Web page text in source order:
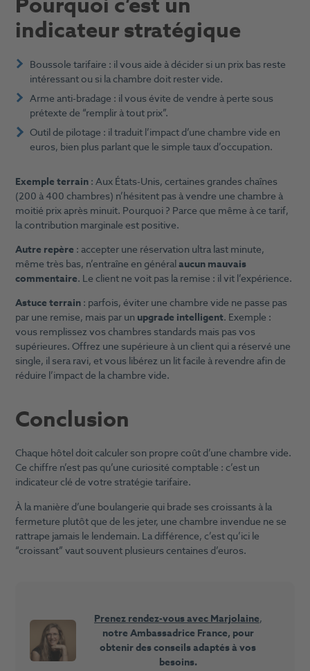
indicateur stratégique
Boussole tarifaire : il vous aide à décider si un prix bas reste
intéressant ou si la chambre doit rester vide.
Arme anti-bradage : il vous évite de vendre à perte sous
prétexte de “remplir à tout prix”.
Outil de pilotage : il traduit l’impact d’une chambre vide en
euros, bien plus parlant que le simple taux d’occupation.
Exemple terrain: Aux États-Unis, certaines grandes chaînes
(200 à 400 chambres) n’hésitent pas à vendre une chambre à
moitié prix après minuit. Pourquoi ? Parce que même à ce tarif,
la contribution marginale est positive.
Autre repère : accepter une réservation ultra last minute,
même très bas, n’entraîne en généralaucun mauvais
commentaire. Le client ne voit pas la remise : il vit l’expérience.
Astuce terrain: parfois, éviter une chambre vide ne passe pas
par une remise, mais par un upgrade intelligent. Exemple :
vous remplissez vos chambres standards mais pas vos
supérieures. Offrez une supérieure à un client qui a réservé une
single, il sera ravi, et vous libérez un lit facile à revendre afin de
réduire l’impact de la chambre vide.
Conclusion
Chaque hôtel doit calculer son propre coût d’une chambre vide.
Ce chiffre n’est pas qu’une curiosité comptable : c’est un
indicateur clé de votre stratégie tarifaire.
À la manière d’une boulangerie qui brade ses croissants à la
fermeture plutôt que de les jeter, une chambre invendue ne se
rattrape jamais le lendemain. La différence, c’est qu’ici le
“croissant” vaut souvent plusieurs centaines d’euros.
Prenez rendez-vous avec Marjolaine,
notre Ambassadrice France, pour
obtenir des conseils adaptés à vos
besoins.